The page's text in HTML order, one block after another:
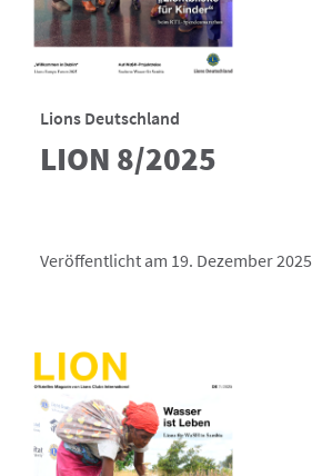
Lions Deutschland
LION 8/2025
Veröffentlicht am 19. Dezember 2025